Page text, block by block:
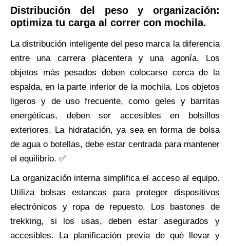
Distribución del peso y organización:
optimiza tu carga al correr con mochila.
La distribución inteligente del peso marca la diferencia
entre una carrera placentera y una agonía. Los
objetos más pesados deben colocarse cerca de la
espalda, en la parte inferior de la mochila. Los objetos
ligeros y de uso frecuente, como geles y barritas
energéticas, deben ser accesibles en bolsillos
exteriores. La hidratación, ya sea en forma de bolsa
de agua o botellas, debe estar centrada para mantener
el equilibrio. ✅
La organización interna simplifica el acceso al equipo.
Utiliza bolsas estancas para proteger dispositivos
electrónicos y ropa de repuesto. Los bastones de
trekking, si los usas, deben estar asegurados y
accesibles. La planificación previa de qué llevar y